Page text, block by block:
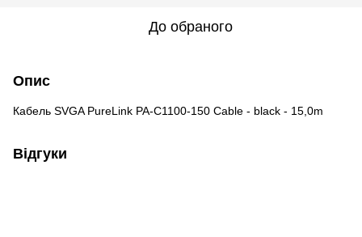
До обраного
Опис
Кабель SVGA PureLink PA-C1100-150 Cable - black - 15,0m
Відгуки